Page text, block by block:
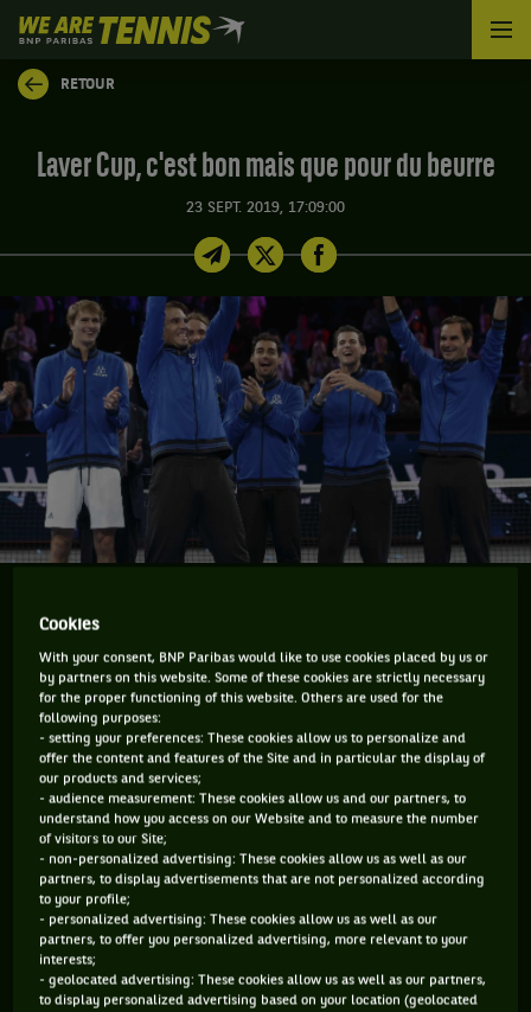
We
are
Tennis
by
Accueil
RETOUR
Laver Cup, c'est bon mais que pour du beurre
23 SEPT. 2019, 17:09:00
fois de plus, c'est l'Europe qui s'est imposée. Ce
week-end d’exhibition est très sympathique à
regarder. On est dans le sport/entertainment. C'est
une sorte de All-Star Game du tennis. Précision, le
All-Star se joue pour du beurre, tout comme la Laver
Cup.
Ouf, l'Europe a gagné. C'était juste ! Mais Roger et sa bande
ont finalement remporté la 3e édition de la Laver Cup. C'est
le charismatique Alexander Zverev, qui a battu l'encore plus
charismatique Milos Raonic (ah, Milos ça faisait longtemps),
10-4 au super tie-break du dernier match.
Bon alors, il faut qu'on parle de cet événement que tout le
Cookies
With your consent, BNP Paribas would like to use cookies placed by us or
by partners on this website. Some of these cookies are strictly necessary
for the proper functioning of this website. Others are used for the
following purposes:
- setting your preferences: These cookies allow us to personalize and
offer the content and features of the Site and in particular the display of
our products and services;
- audience measurement: These cookies allow us and our partners, to
understand how you access on our Website and to measure the number
of visitors to our Site;
- non-personalized advertising: These cookies allow us as well as our
partners, to display advertisements that are not personalized according
to your profile;
- personalized advertising: These cookies allow us as well as our
partners, to offer you personalized advertising, more relevant to your
interests;
- geolocated advertising: These cookies allow us as well as our partners,
to display personalized advertising based on your location (geolocated